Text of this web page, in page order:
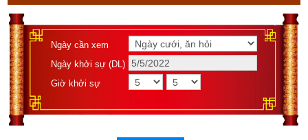
Ngày cần xem
Ngày khởi sự (DL)
Giờ khởi sự